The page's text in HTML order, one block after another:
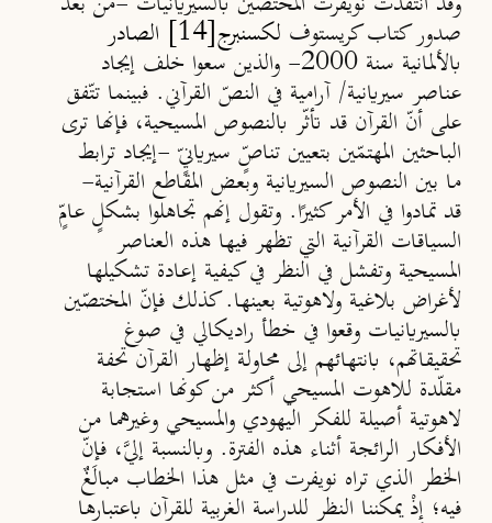
صدور كتاب كريستوف لكسنبرج[14] الصادر
بالألمانية سنة 2000- والذين سعوا خلف إيجاد
عناصر سيريانية/ آرامية في النصّ القرآني. فبينما تتّفق
على أنّ القرآن قد تأثّر بالنصوص المسيحية، فإنها ترى
الباحثين المهتمّين بتعيينتناصٍّ سيريانيٍّ -إيجاد ترابط
ما بين النصوص السيريانية وبعض المقاطع القرآنية-
قد تمادوا في الأمر كثيرًا. وتقول إنهم تجاهلوا بشكلٍ عامٍّ
السياقات القرآنية التي تظهر فيها هذه العناصر
المسيحية وتفشل في النظر في كيفية إعادة تشكيلها
لأغراض بلاغية ولاهوتية بعينها. كذلك فإنّ المختصّين
بالسيريانيات وقعوا في خطأ راديكالي في صوغ
تحقيقاتهم، بانتهائهم إلى محاولة إظهار القرآن تحفة
مقلّدة للاهوت المسيحي أكثر من كونها استجابة
لاهوتية أصيلة للفكر اليهودي والمسيحي وغيرهما من
الأفكار الرائجة أثناء هذه الفترة. وبالنسبة إليَّ، فإنّ
الخطر الذي تراه نويفرت في مثل هذا الخطاب مبالَغٌ
فيه؛ إِذْ يمكننا النظر للدراسة الغربية للقرآن باعتبارها